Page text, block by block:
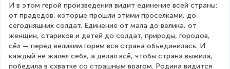
И в этом герой произведения видит единение всей страны:
от прадедов, которые прошли этими просёлками, до
сегодняшних солдат. Единение от мала до велика, от
женщин, стариков и детей до солдат, природы, городов,
сёл — перед великим горем вся страна объединилась. И
каждый не жалел себя, а делал всё, чтобы страна выжила,
победила в схватке со страшным врагом. Родина видится